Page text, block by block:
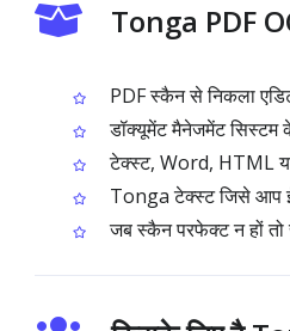
Tonga PDF
PDF स्कैन से निकला
डॉक्यूमेंट मैनेजमेंट सिस्टम
टेक्स्ट, Word, HTML
Tonga टेक्स्ट जिसे आप
जब स्कैन परफेक्ट न हों